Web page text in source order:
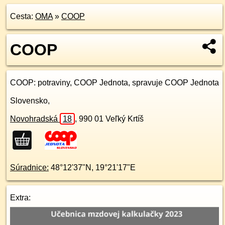
Cesta: OMA» COOP
COOP
COOP: potraviny, COOP Jednota, spravuje COOP Jednota
Slovensko,
Novohradská 18 , 990 01 Veľký Krtíš
Súradnice: 48°12'37"N , 19°21'17"E
Extra: